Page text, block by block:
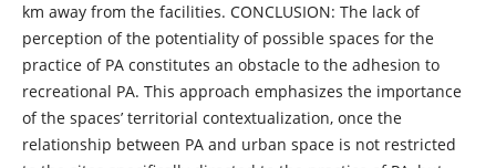
km away from the facilities. CONCLUSION: The lack of
perception of the potentiality of possible spaces for the
practice of PA constitutes an obstacle to the adhesion to
recreational PA. This approach emphasizes the importance
of the spaces’ territorial contextualization, once the
relationship between PA and urban space is not restricted